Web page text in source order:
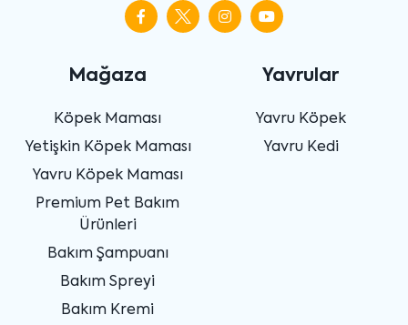
Mağaza
Köpek Maması
Yetişkin Köpek Maması
Yavru Köpek Maması
Premium Pet Bakım
Ürünleri
Bakım Şampuanı
Bakım Spreyi
Bakım Kremi
Yavrular
Yavru Köpek
Yavru Kedi